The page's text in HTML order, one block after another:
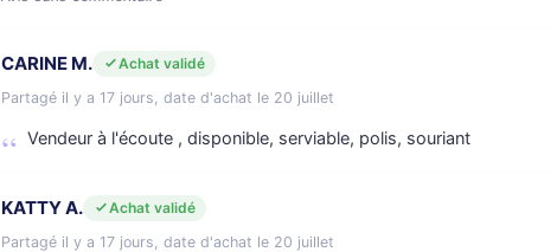
CARINE M.
Achat validé
Partagé il y a 17 jours, date d'achat le 20 juillet
Vendeur à l'écoute , disponible, serviable, polis, souriant
KATTY A.
Achat validé
Partagé il y a 17 jours, date d'achat le 20 juillet